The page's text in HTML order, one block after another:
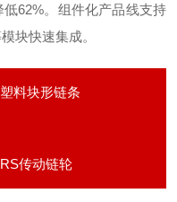
62%。组件化产品线支持
块快速集成。
料块形链条
传动链轮